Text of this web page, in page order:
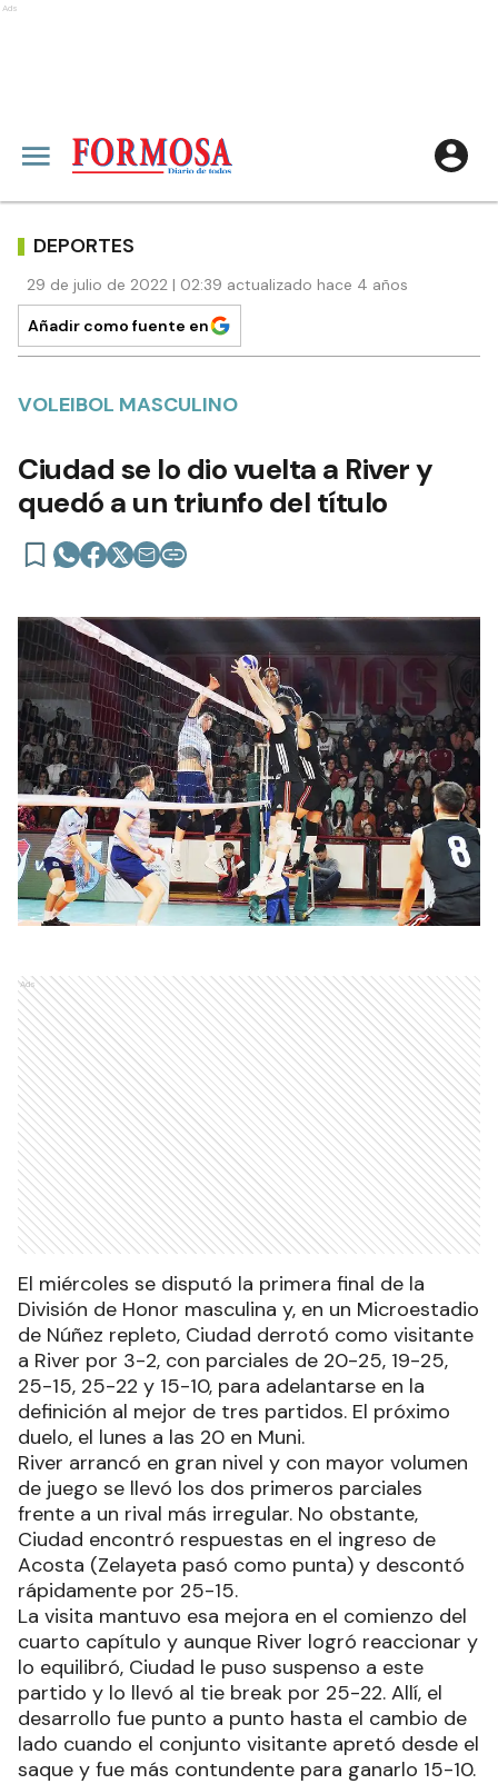
Ads
DEPORTES
29 de julio de 2022 | 02:39 actualizado hace 4 años
Añadir como fuente en
VOLEIBOL MASCULINO
Ciudad se lo dio vuelta a River y
quedó a un triunfo del título
Ads
El miércoles se disputó la primera final de la
División de Honor masculina y, en un Microestadio
de Núñez repleto, Ciudad derrotó como visitante
a River por 3-2, con parciales de 20-25, 19-25,
25-15, 25-22 y 15-10, para adelantarse en la
definición al mejor de tres partidos. El próximo
duelo, el lunes a las 20 en Muni.
River arrancó en gran nivel y con mayor volumen
de juego se llevó los dos primeros parciales
frente a un rival más irregular. No obstante,
Ciudad encontró respuestas en el ingreso de
Acosta (Zelayeta pasó como punta) y descontó
rápidamente por 25-15.
La visita mantuvo esa mejora en el comienzo del
cuarto capítulo y aunque River logró reaccionar y
lo equilibró, Ciudad le puso suspenso a este
partido y lo llevó al tie break por 25-22. Allí, el
desarrollo fue punto a punto hasta el cambio de
lado cuando el conjunto visitante apretó desde el
saque y fue más contundente para ganarlo 15-10.